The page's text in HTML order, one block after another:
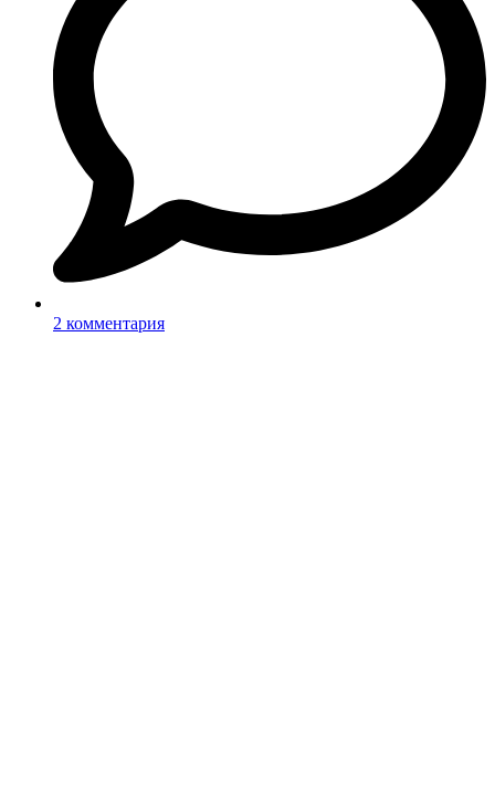
2 комментария